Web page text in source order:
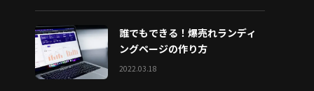
誰でもできる！爆売れランディ
ングページの作り方
2022.03.18